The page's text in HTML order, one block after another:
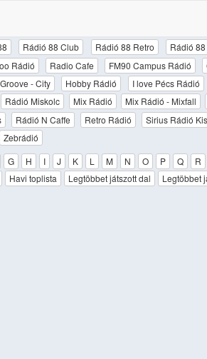
Rádió 88 Club Rádió 88 Retro Rádió 88
Rádió Radio Cafe FM90 Campus Rádió
- City Hobby Rádió I love Pécs Rádió
Rádió Miskolc Mix Rádió Mix Rádió - Mixfall
Rádió N Caffe Retro Rádió Sirius Rádió
Zebrádió
G H I J K L M N O P Q R
Havi toplista Legtöbbet játszott dal Legtöbbet